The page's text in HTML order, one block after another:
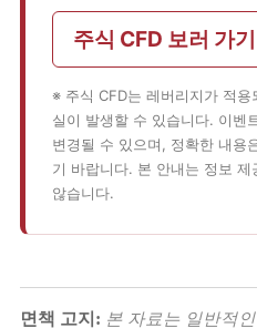
주식 CFD 보러 가
※ 주식 CFD는 레버리지가 적
실이 발생할 수 있습니다. 이벤
변경될 수 있으며, 정확한 내용
기 바랍니다. 본 안내는 정보
않습니다.
면책 고지: 본 자료는 일반적